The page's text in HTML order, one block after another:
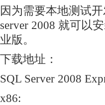
因为需要本地测试
server 2008 就可以
业版。
下载地址：
SQL Server 2008
x86: